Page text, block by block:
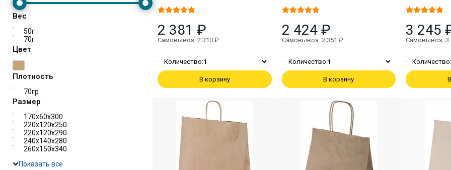
Вес
50г
70г
Цвет
Плотность
70гр
Размер
170х60х300
220х120х250
220х120х290
240х140х280
260х150х340
Показать все
2 381 ₽
Самовывоз: 2 310 ₽
Количество:1
В корзину
2 424 ₽
Самовывоз: 2 351 ₽
Количество:1
В корзину
3 245
Самовывоз: 3
Количество: